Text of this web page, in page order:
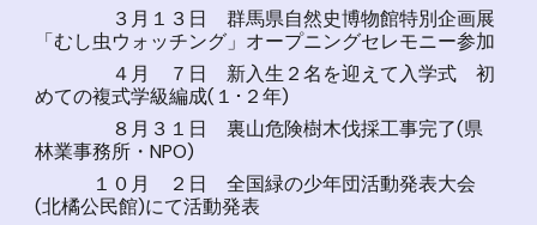
３月１３日 群馬県自然史博物館特別企画展
「むし虫ウォッチング」オープニングセレモニー参加
４月 ７日 新入生２名を迎えて入学式 初
めての複式学級編成(１･２年)
８月３１日 裏山危険樹木伐採工事完了(県
林業事務所・NPO)
１０月 ２日 全国緑の少年団活動発表大会
(北橘公民館)にて活動発表